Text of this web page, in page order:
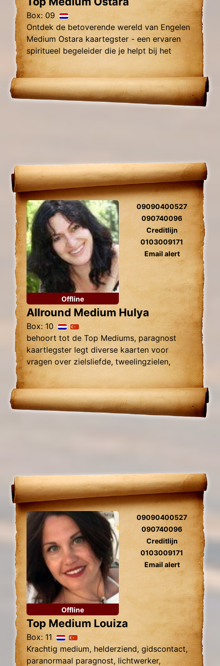
Box: 09
Ontdek de betoverende wereld van Engelen
Medium Ostara kaartegster - een ervaren
spiritueel begeleider die je helpt bij het
vinden van innerlijke rust, helderheid en
begeleiding.
Offline
09090400527
090740096
Creditlijn
0103009171
Email alert
Allround Medium Hulya
Box: 10
behoort tot de Top Mediums, paragnost
kaartlegster legt diverse kaarten voor
vragen over zielsliefde, tweelingzielen,
relatie problemen en al uw overige
Levensvragen.
Offline
09090400527
090740096
Creditlijn
0103009171
Email alert
Top Medium Louiza
Box: 11
Krachtig medium, helderziend, gidscontact,
paranormaal paragnost, lichtwerker,